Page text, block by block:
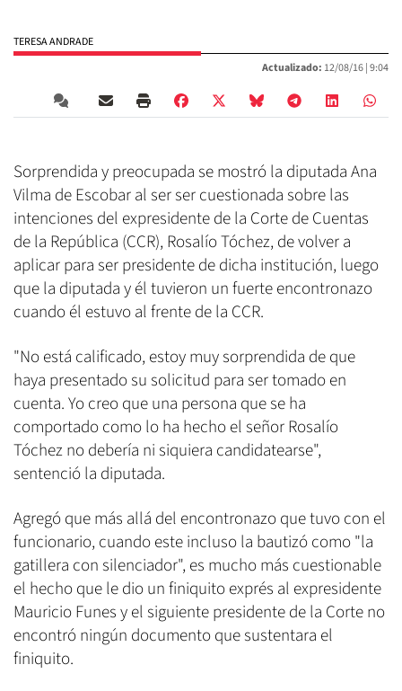
TERESA ANDRADE
Actualizado: 12/08/16 |9:04
Sorprendida y preocupada se mostró la diputada Ana
Vilma de Escobar al ser ser cuestionada sobre las
intenciones del expresidente de la Corte de Cuentas
de la República (CCR), Rosalío Tóchez, de volver a
aplicar para ser presidente de dicha institución, luego
que la diputada y él tuvieron un fuerte encontronazo
cuando él estuvo al frente de la CCR.
"No está calificado, estoy muy sorprendida de que
haya presentado su solicitud para ser tomado en
cuenta. Yo creo que una persona que se ha
comportado como lo ha hecho el señor Rosalío
Tóchez no debería ni siquiera candidatearse",
sentenció la diputada.
Agregó que más allá del encontronazo que tuvo con el
funcionario, cuando este incluso la bautizó como "la
gatillera con silenciador", es mucho más cuestionable
el hecho que le dio un finiquito exprés al expresidente
Mauricio Funes y el siguiente presidente de la Corte no
encontró ningún documento que sustentara el
finiquito.